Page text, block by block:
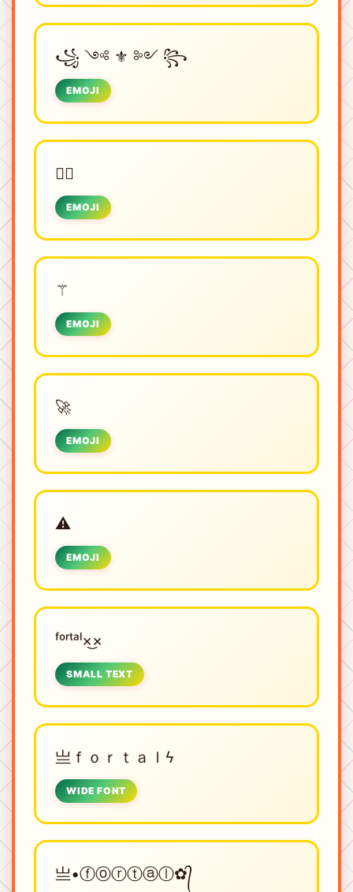
꧁ ༺ ⚜ ༻ ꧂
EMOJI
❤️‍🔥
EMOJI
⚚
EMOJI
🚀
EMOJI
⚠️
EMOJI
ᶠᵒʳᵗᵃˡ×͜×
SMALL TEXT
亗ｆｏｒｔａｌϟ
WIDE FONT
亗•ⓕⓞⓡⓣⓐⓛ✿᭄